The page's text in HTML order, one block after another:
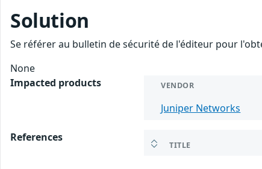
Solution
Se référer au bulletin de sécurité de l'éditeur pour
None
Impacted products
VENDOR
Juniper Networks
References
TITLE